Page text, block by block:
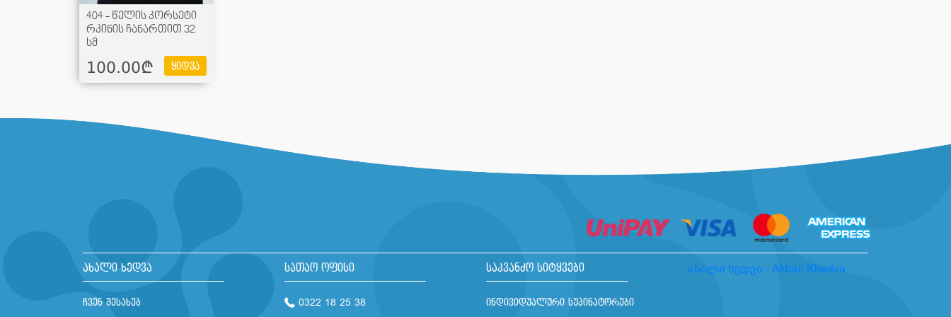
404 - წელის კორსეტი
რკინის ჩანართით 32
სმ
100.00¢ ყიდვა
ახალი ხედვა
ჩვენ შესახებ
სათაო ოფისი
0322 18 25 38
საკვანძო სიტყვები
ინდივიდუალური სუპინატორები
ახალი ხედვა - Akhali Khedva